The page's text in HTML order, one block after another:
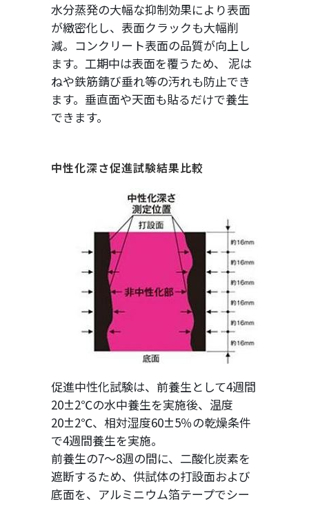
水分蒸発の大幅な抑制効果により表面
が緻密化し、表面クラックも大幅削
減。コンクリート表面の品質が向上し
ます。工期中は表面を覆うため、 泥は
ねや鉄筋錆び垂れ等の汚れも防止でき
ます。垂直面や天面も貼るだけで養生
できます。
中性化深さ促進試験結果比較
促進中性化試験は、前養生として4週間
20±2℃の水中養生を実施後、温度
20±2℃、相対湿度60±5％の乾燥条件
で4週間養生を実施。
前養生の7～8週の間に、二酸化炭素を
遮断するため、供試体の打設面および
底面を、アルミニウム箔テープでシー